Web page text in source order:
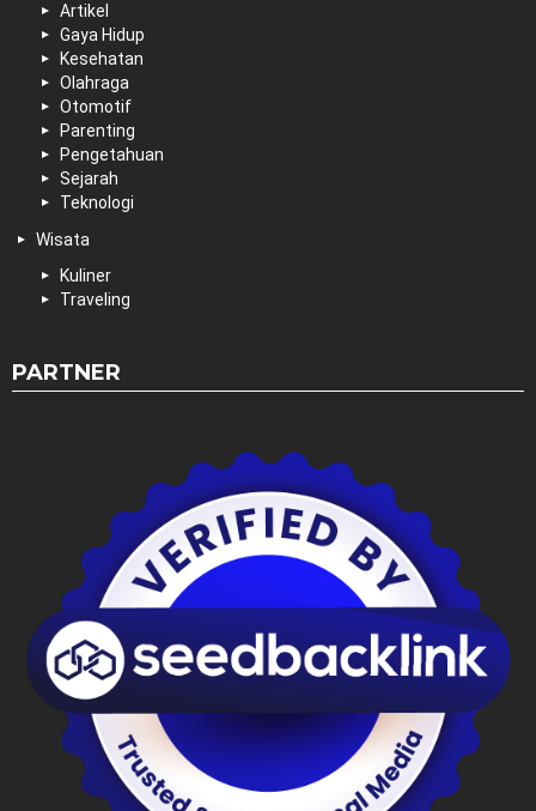
Artikel
Gaya Hidup
Kesehatan
Olahraga
Otomotif
Parenting
Pengetahuan
Sejarah
Teknologi
Wisata
Kuliner
Traveling
PARTNER